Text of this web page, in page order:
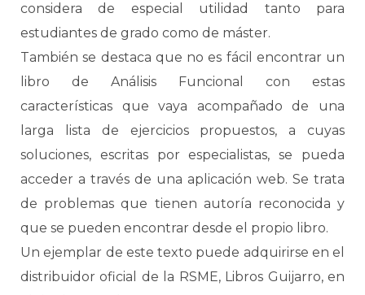
considera de especial utilidad tanto para
estudiantes de grado como de máster.
También se destaca que no es fácil encontrar un
libro de Análisis Funcional con estas
características que vaya acompañado de una
larga lista de ejercicios propuestos, a cuyas
soluciones, escritas por especialistas, se pueda
acceder a través de una aplicación web. Se trata
de problemas que tienen autoría reconocida y
que se pueden encontrar desde el propio libro.
Un ejemplar de este texto puede adquirirse en el
distribuidor oficial de la RSME, Libros Guijarro, en